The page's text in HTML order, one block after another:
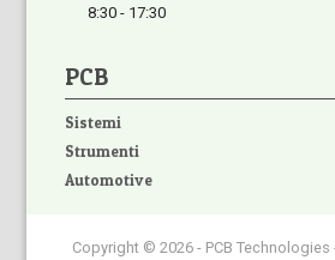
8:30 - 17:30
PCB
Sistemi
Strumenti
Automotive
Copyright © 2026 - PCB Technologies -